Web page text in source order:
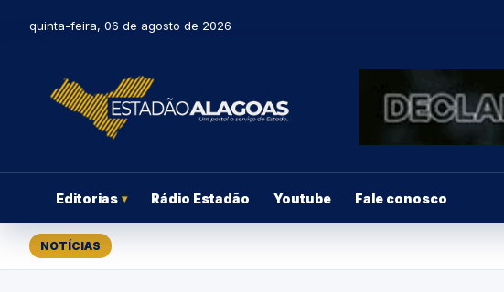
quinta-feira, 06 de agosto de 2026
Editorias ▾ Rádio Estadão Youtube Fale conosco
NOTÍCIAS